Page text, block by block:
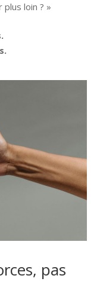
loin ? »
pas